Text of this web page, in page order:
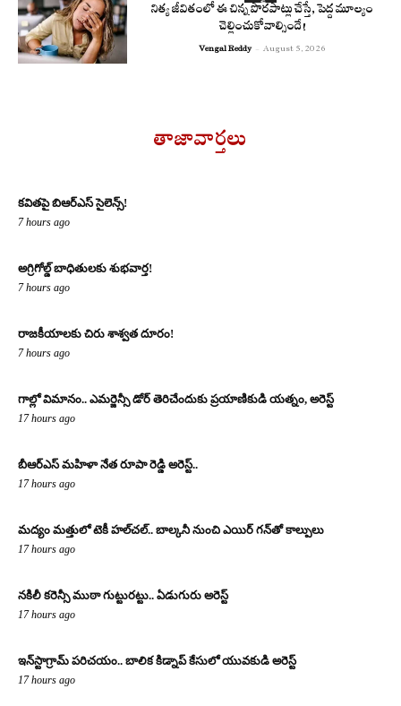
నిత్య జీవితంలో ఈ చిన్న పొరపాట్లు చేస్తే, పెద్ద మూల్యం
చెల్లించుకోవాల్సిందే!
Vengal Reddy - August 5, 2026
తాజావార్తలు
కవితపై బిఆర్ఎస్ సైలెన్స్!
7 hours ago
అగ్రిగోల్డ్ బాధితులకు శుభవార్త!
7 hours ago
రాజకీయాలకు చిరు శాశ్వత దూరం!
7 hours ago
గాల్లో విమానం.. ఎమర్జెన్సీ డోర్ తెరిచేందుకు ప్రయాణికుడి యత్నం, అరెస్ట్
17 hours ago
బీఆర్ఎస్ మహిళా నేత రూపా రెడ్డి అరెస్ట్..
17 hours ago
మద్యం మత్తులో టెకీ హల్‌చల్.. బాల్కనీ నుంచి ఎయిర్ గన్‌తో కాల్పులు
17 hours ago
నకిలీ కరెన్సీ ముఠా గుట్టురట్టు.. ఏడుగురు అరెస్ట్
17 hours ago
ఇన్‌స్టాగ్రామ్ పరిచయం.. బాలిక కిడ్నాప్ కేసులో యువకుడి అరెస్ట్
17 hours ago